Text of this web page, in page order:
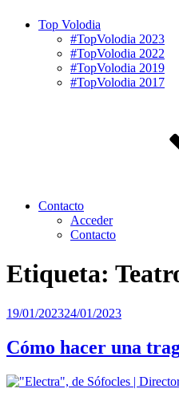
Top Volodia
#TopVolodia 2023
#TopVolodia 2022
#TopVolodia 2019
#TopVolodia 2017
Contacto
Acceder
Contacto
Etiqueta:
Publicado
19/01/202324/01/2023
Cómo hacer una